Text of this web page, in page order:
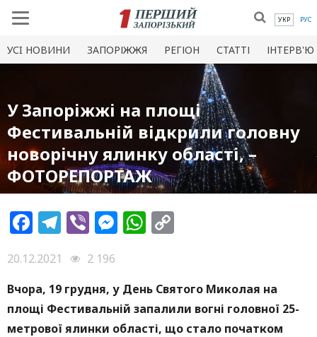
УКР РУС
УСI НОВИНИ ЗАПОРІЖЖЯ РЕГІОН СТАТТІ ІНТЕРВ'Ю
У Запоріжжі на площі
Фестивальній відкрили головну
новорічну ялинку області, –
ФОТОРЕПОРТАЖ
Facebook
Telegram
ViberMessenger
WhatsApp
20.12.2021
2 196
Вчора, 19 грудня, у День Святого Миколая на
площі Фестивальній запалили вогні головної 25-
метрової ялинки області, що стало початком